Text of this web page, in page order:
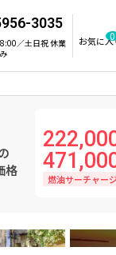
3035
／土日祝 休業
お気に入0
格
燃油サーチャー